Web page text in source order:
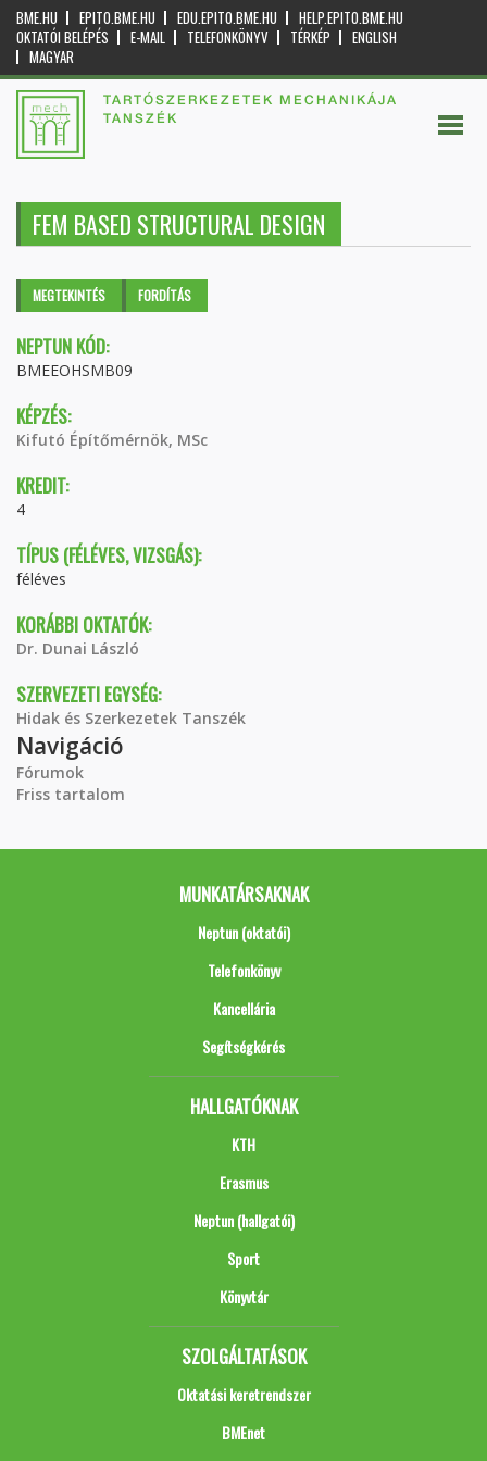
BME.HU EPITO.BME.HU EDU.EPITO.BME.HU
HELP.EPITO.BME.HU
OKTATÓI BELÉPÉS
E-MAIL TELEFONKÖNYV TÉRKÉP
ENGLISH
MAGYAR
TARTÓSZERKEZETEK MECHANIKÁJA
TANSZÉK
FEM BASED STRUCTURAL DESIGN
Elsődleges fülek
MEGTEKINTÉS (AKTÍVFORDÍTÁS
NEPTUN KÓD:
BMEEOHSMB09
KÉPZÉS:
Kifutó Építőmérnök, MSc
KREDIT:
4
TÍPUS (FÉLÉVES, VIZSGÁS):
féléves
KORÁBBI OKTATÓK:
Dr. Dunai László
SZERVEZETI EGYSÉG:
Hidak és Szerkezetek Tanszék
Navigáció
Fórumok
Friss tartalom
MUNKATÁRSAKNAK
Neptun (oktatói)
Telefonkönyv
Kancellária
Segítségkérés
HALLGATÓKNAK
KTH
Erasmus
Neptun (hallgatói)
Sport
Könyvtár
SZOLGÁLTATÁSOK
Oktatási keretrendszer
BMEnet